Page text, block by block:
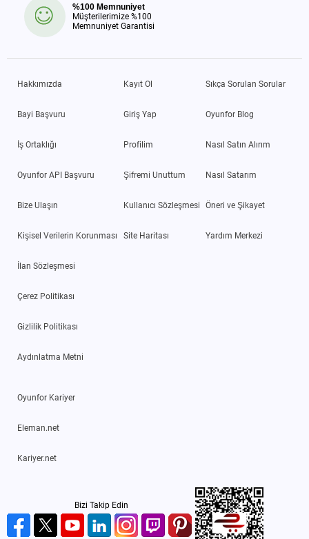
%100 Memnuniyet
Müşterilerimize %100
Memnuniyet Garantisi
Hakkımızda
Bayi Başvuru
İş Ortaklığı
Oyunfor API Başvuru
Bize Ulaşın
Kişisel Verilerin Korunması
İlan Sözleşmesi
Çerez Politikası
Gizlilik Politikası
Aydınlatma Metni
Kayıt Ol
Giriş Yap
Profilim
Şifremi Unuttum
Kullanıcı Sözleşmesi
Site Haritası
Sıkça Sorulan Sorular
Oyunfor Blog
Nasıl Satın Alırım
Nasıl Satarım
Öneri ve Şikayet
Yardım Merkezi
Oyunfor Kariyer
Eleman.net
Kariyer.net
Bizi Takip Edin